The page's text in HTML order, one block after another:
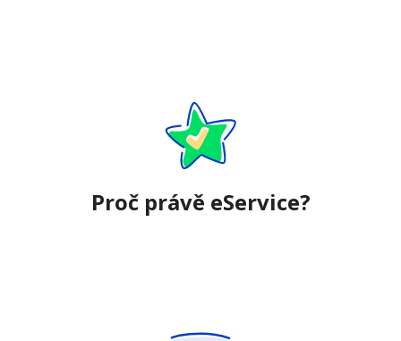
Proč právě eService?